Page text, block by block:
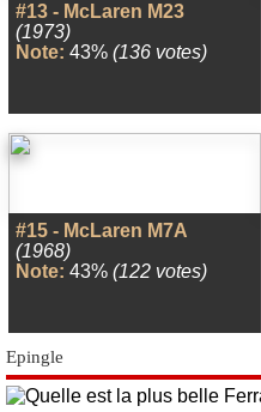
#13 - McLaren M23
(1973)
Note: 43% (136 votes)
#15 - McLaren M7A
(1968)
Note: 43% (122 votes)
Epingle